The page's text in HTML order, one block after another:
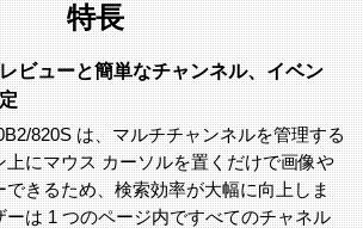
特長
ビューと簡単なチャンネル、イベン
820S は、マルチチャンネルを管理する
上にマウス カーソルを置くだけで画像や
できるため、検索効率が大幅に向上しま
ーは 1 つのページ内ですべてのチャネル